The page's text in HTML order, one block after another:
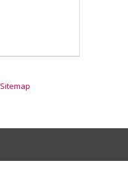
Sitemap